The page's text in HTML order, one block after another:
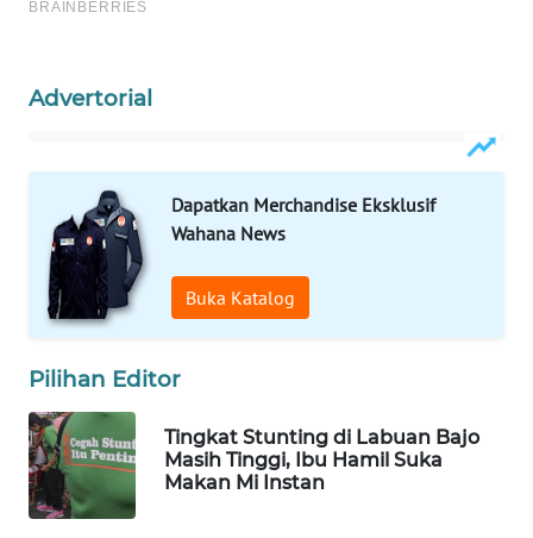
Advertorial
Dapatkan Merchandise Eksklusif
Wahana News
Buka Katalog
Pilihan Editor
Tingkat Stunting di Labuan Bajo
Masih Tinggi, Ibu Hamil Suka
Makan Mi Instan
KELISTRIKAN
ID
MARTABAT
NET
PLN
WATCH
MKLI
LPKKI